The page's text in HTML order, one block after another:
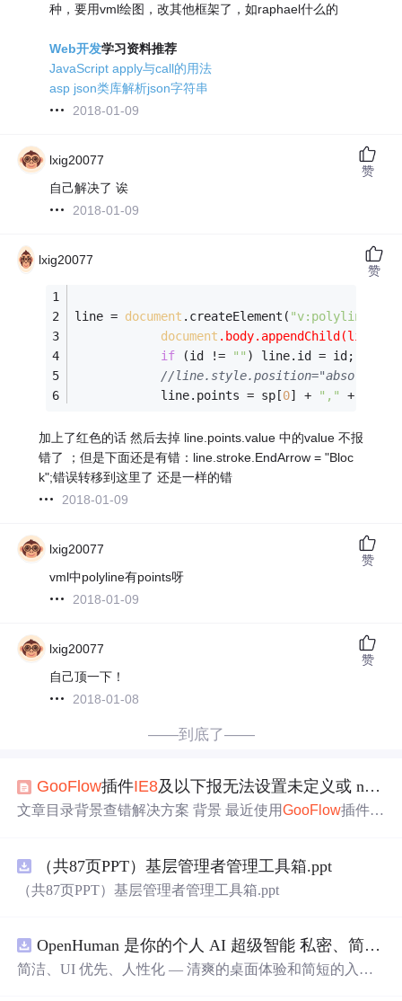
种，要用vml绘图，改其他框架了，如raphael什么的
Web开发学习资料推荐
JavaScript apply与call的用法
asp json类库解析json字符串
2018-01-09
lxig20077
自己解决了 诶
2018-01-09
赞
lxig20077
line = document .createElement( "v:polyline"
document .body.appendChild(line);
if (id != "" ) line.id = id;
//line.style.position="absolute";
            line.points = sp[
0] + "," + sp[
加上了红色的话 然后去掉 line.points.value 中的value 不报
错了 ；但是下面还是有错：line.stroke.EndArrow = "Bloc
k";错误转移到这里了 还是一样的错
2018-01-09
赞
lxig20077
vml中polyline有points呀
2018-01-09
赞
lxig20077
自己顶一下！
2018-01-08
赞
——到底了——
GooFlow插件IE8及以下报无法设置未定义或 null 引用的属性“value”错误
文章目录背景查错解决方案 背景 最近使用GooFlow插件完
y版本的问题，换了版本后也没解决。 查错 后来经过对
Flow.js代码的调试，发现在方法drawLine
（共87页PPT）基层管理者管理工具箱.ppt
（共87页PPT）基层管理者管理工具箱.ppt
OpenHuman 是你的个人 AI 超级智能 私密、简洁、极其强大
简洁、UI 优先、人性化 — 清爽的桌面体验和简短的入门